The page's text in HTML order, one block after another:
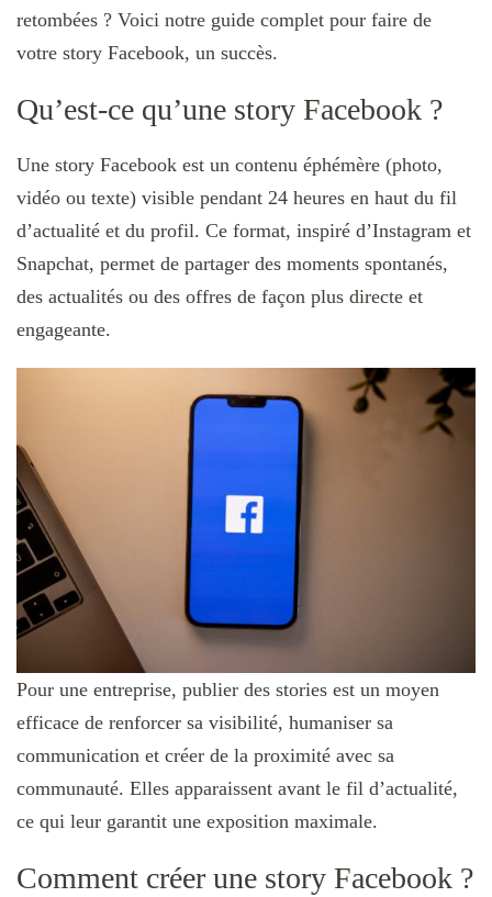
retombées ? Voici notre guide complet pour faire de
votre story Facebook, un succès.
Qu’est-ce qu’une story Facebook ?
Une story Facebook est un contenu éphémère (photo,
vidéo ou texte) visible pendant 24 heures en haut du fil
d’actualité et du profil. Ce format, inspiré d’Instagram et
Snapchat, permet de partager des moments spontanés,
des actualités ou des offres de façon plus directe et
engageante.
Pour une entreprise, publier des stories est un moyen
efficace de renforcer sa visibilité, humaniser sa
communication et créer de la proximité avec sa
communauté. Elles apparaissent avant le fil d’actualité,
ce qui leur garantit une exposition maximale.
Comment créer une story Facebook ?